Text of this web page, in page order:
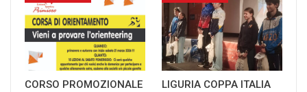
CORSO PROMOZIONALE
LIGURIA COPPA ITALIA